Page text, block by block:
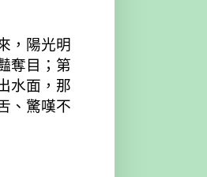
，陽光明
奪目；第
水面，那
、驚嘆不